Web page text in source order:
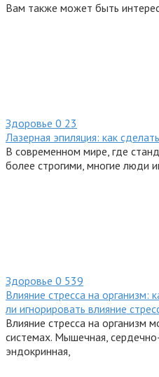
Вам также может быть
Здоровье 0 23
Лазерная эпиляция: как
В современном мире, где
более строгими, многие люди
Здоровье 0 539
Влияние стресса на
ли игнорировать влияние
Влияние стресса на организм
системах. Мышечная,
эндокринная,